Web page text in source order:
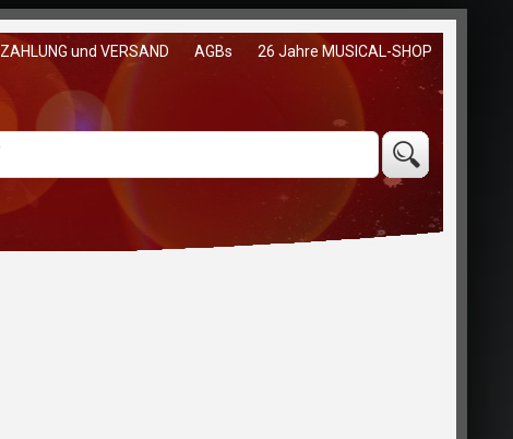
ZAHLUNG und VERSAND AGBs 26 Jahre MUSICAL-SHOP